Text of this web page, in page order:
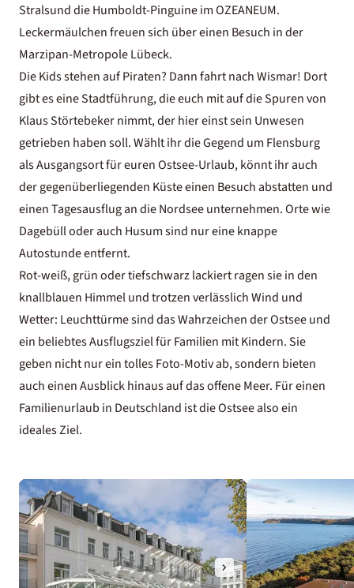
Stralsund die Humboldt-Pinguine im OZEANEUM.
Leckermäulchen freuen sich über einen Besuch in der
Marzipan-Metropole Lübeck.
Die Kids stehen auf Piraten? Dann fahrt nach Wismar! Dort
gibt es eine Stadtführung, die euch mit auf die Spuren von
Klaus Störtebeker nimmt, der hier einst sein Unwesen
getrieben haben soll. Wählt ihr die Gegend um Flensburg
als Ausgangsort für euren Ostsee-Urlaub, könnt ihr auch
der gegenüberliegenden Küste einen Besuch abstatten und
einenTagesausflug an die Nordseeunternehmen. Orte wie
Dagebüll oder auch Husum sind nur eine knappe
Autostunde entfernt.
Rot-weiß, grün oder tiefschwarz lackiert ragen sie in den
knallblauen Himmel und trotzen verlässlich Wind und
Wetter: Leuchttürme sind das Wahrzeichen der Ostsee und
ein beliebtes Ausflugsziel für Familien mit Kindern. Sie
geben nicht nur ein tolles Foto-Motiv ab, sondern bieten
auch einen Ausblick hinaus auf das offene Meer. Für einen
Familienurlaub in Deutschland ist die Ostsee also ein
ideales Ziel.